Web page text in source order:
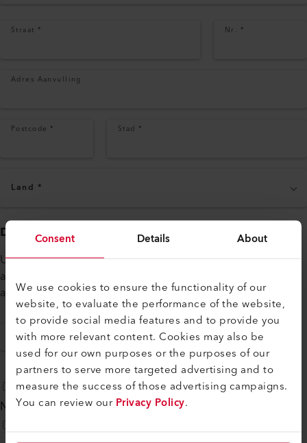
Consent Details About
We use cookies to ensure the functionality of our
website, to evaluate the performance of the website,
to provide social media features and to provide you
with more relevant content. Cookies may also be
used for our own purposes or the purposes of our
partners to serve more targeted advertising and to
measure the success of those advertising campaigns.
You can review ourPrivacy Policy.
Straat * Nr. *
Adres Aanvulling
Postcode * Stad *
Land *
Documenten toevoegen (optioneel)
Upload tot 5 bestanden (max. 8 MB als.doc,.pdf of
afbeeldingen als.jpg of.png) om bovenstaande document
aan te vullen.
+ BESTAND TOEVOEGEN
Neem a.u.b. telefonisch contact met mij op